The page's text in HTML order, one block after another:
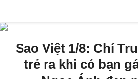
Sao Việt 1/8: Chí
trẻ ra khi có bạn